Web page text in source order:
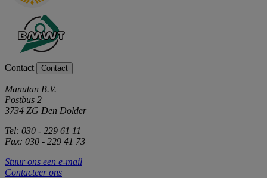
Contact Contact
Manutan B.V.
Postbus 2
3734 ZG Den Dolder
Tel: 030 - 229 61 11
Fax: 030 - 229 41 73
Stuur ons een e-mail
Contacteer ons